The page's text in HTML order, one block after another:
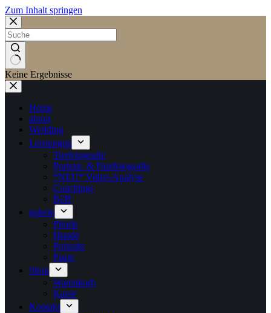
Zum Inhalt springen
Keine Ergebnisse
Home
about
Wedding
Leistungen
Tierfotografie
Portrait- & Paarfotografie
*NEU* Video-Analyse
Coachings
B2B
galerie
Pferde
Hunde
Portraits
Paare
Shop
Warenkorb
Kasse
Kontakt